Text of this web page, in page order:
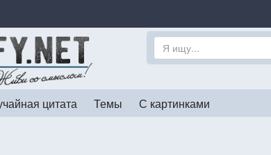
цитата Темы С картинками